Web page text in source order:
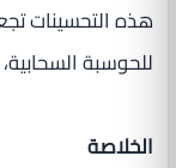
للحوسبة
الخلاصة